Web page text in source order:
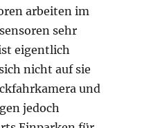
arbeiten im
sehr
eigentlich
nicht auf sie
und
jedoch